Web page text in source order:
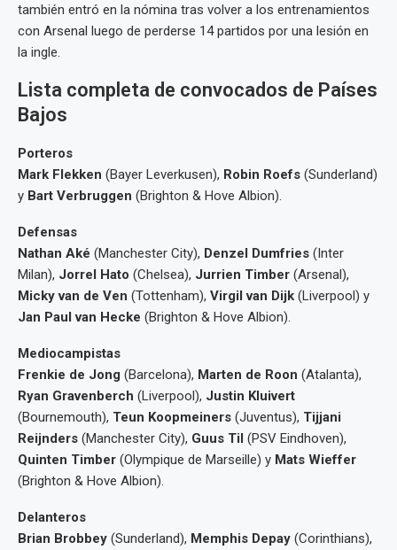
también entró en la nómina tras volver a los entrenamientos
con Arsenal luego de perderse 14 partidos por una lesión en
la ingle.
Lista completa de convocados de Países
Bajos
Porteros
Mark Flekken (Bayer Leverkusen), Robin Roefs (Sunderland)
y Bart Verbruggen (Brighton & Hove Albion).
Defensas
Nathan Aké (Manchester City), Denzel Dumfries (Inter
Milan), Jorrel Hato (Chelsea), Jurrien Timber (Arsenal),
Micky van de Ven (Tottenham), Virgil van Dijk (Liverpool) y
Jan Paul van Hecke (Brighton & Hove Albion).
Mediocampistas
Frenkie de Jong (Barcelona), Marten de Roon (Atalanta),
Ryan Gravenberch (Liverpool), Justin Kluivert
(Bournemouth), Teun Koopmeiners (Juventus), Tijjani
Reijnders (Manchester City), Guus Til (PSV Eindhoven),
Quinten Timber (Olympique de Marseille) y Mats Wieffer
(Brighton & Hove Albion).
Delanteros
Brian Brobbey (Sunderland), Memphis Depay (Corinthians),